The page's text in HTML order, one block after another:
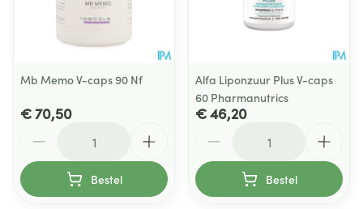
Mb Memo V-caps 90 Nf
€ 70,50
Bestel
Alfa Liponzuur Plus V-caps
60 Pharmanutrics
€ 46,20
Bestel